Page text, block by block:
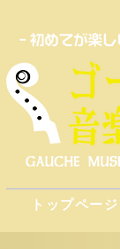
トップページ